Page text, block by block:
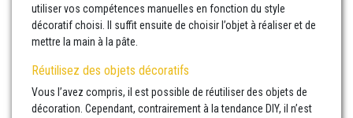
utiliser vos compétences manuelles en fonction du style
décoratif choisi. Il suffit ensuite de choisir l’objet à réaliser et de
mettre la main à la pâte.
Réutilisez des objets décoratifs
Vous l’avez compris, il est possible de réutiliser des objets de
décoration. Cependant, contrairement à la tendance DIY, il n’est